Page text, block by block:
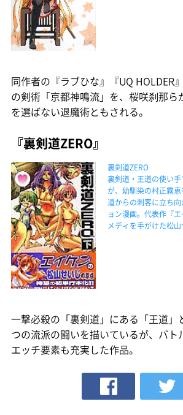
同作者の『ラブひな』『UQ HOLDER
の剣術「京都神鳴流」を、桜咲刹那ら
を選ばない退魔術ともされる。
『裏剣道ZERO』
裏剣道ZERO
裏剣道・王道の使い
が、幼馴染の村正霧
道からの刺客に立ち
ョン漫画。代表作『
メディを手がけた松
一撃必殺の「裏剣道」にある「王道」
つの流派の闘いを描いているが、バト
エッチ要素も充実した作品。